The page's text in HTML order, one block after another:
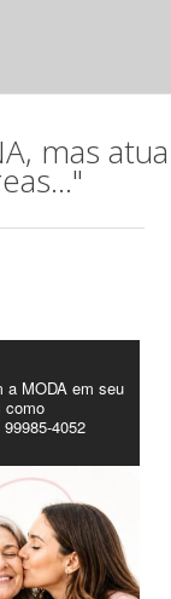
mas atua
a MODA em seu
como
4052